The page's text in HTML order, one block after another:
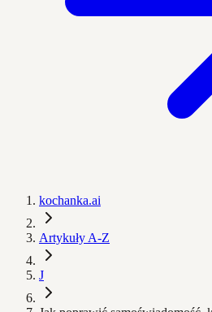
kochanka.ai
Artykuły A-Z
J